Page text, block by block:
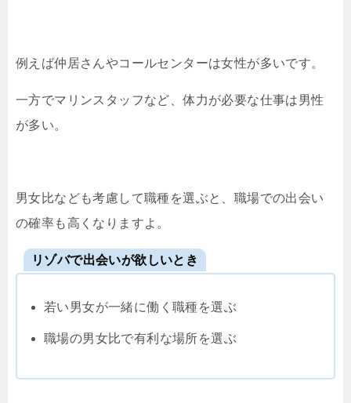
例えば仲居さんやコールセンターは女性が多いです。
一方でマリンスタッフなど、体力が必要な仕事は男性
が多い。
男女比なども考慮して職種を選ぶと、職場での出会い
の確率も高くなりますよ。
リゾバで出会いが欲しいとき
若い男女が一緒に働く職種を選ぶ
職場の男女比で有利な場所を選ぶ